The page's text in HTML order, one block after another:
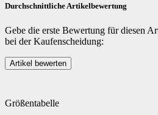
Durchschnittliche Artikelbewertung
Gebe die erste Bewertung für diesen
bei der Kaufenscheidung:
Größentabelle